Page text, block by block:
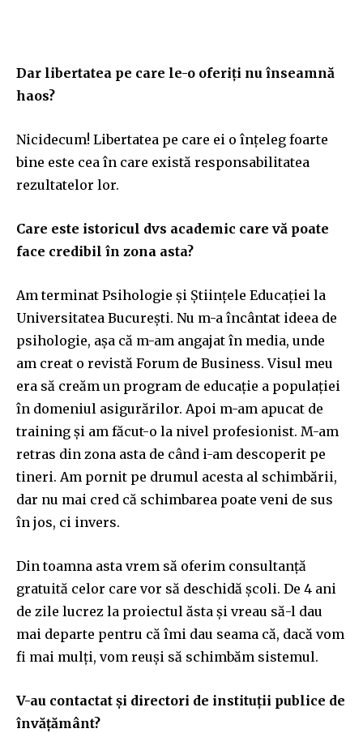
Dar libertatea pe care le-o oferiți nu înseamnă
haos?
Nicidecum! Libertatea pe care ei o înțeleg foarte
bine este cea în care există responsabilitatea
rezultatelor lor.
Care este istoricul dvs academic care vă poate
face credibil în zona asta?
Am terminat Psihologie și Științele Educației la
Universitatea București. Nu m-a încântat ideea de
psihologie, așa că m-am angajat în media, unde
am creat o revistă Forum de Business. Visul meu
era să creăm un program de educație a populației
în domeniul asigurărilor. Apoi m-am apucat de
training și am făcut-o la nivel profesionist. M-am
retras din zona asta de când i-am descoperit pe
tineri. Am pornit pe drumul acesta al schimbării,
dar nu mai cred că schimbarea poate veni de sus
în jos, ci invers.
Din toamna asta vrem să oferim consultanță
gratuită celor care vor să deschidă școli. De 4 ani
de zile lucrez la proiectul ăsta și vreau să-l dau
mai departe pentru că îmi dau seama că, dacă vom
fi mai mulți, vom reuși să schimbăm sistemul.
V-au contactat și directori de instituții publice de
învățământ?